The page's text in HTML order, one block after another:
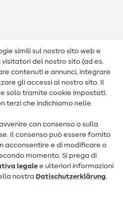
simili sul nostro sito web e
del nostro sito (ad es.
contenuti e annunci, integrare
gli accessi al nostro sito. Il
solo tramite cookie impostati.
terzi che indichiamo nelle
con consenso o sulla
Il consenso può essere fornito
acconsentire e di modificare o
momento. Si prega di
legale e ulteriori informazioni
nostra Dati­schutz­erklärung.